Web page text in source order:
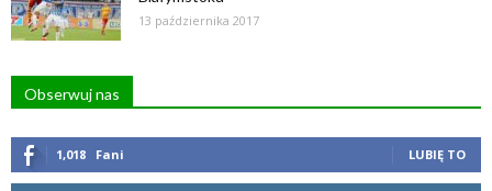
13 października 2017
Obserwuj nas
1,018 Fani LUBIĘ TO